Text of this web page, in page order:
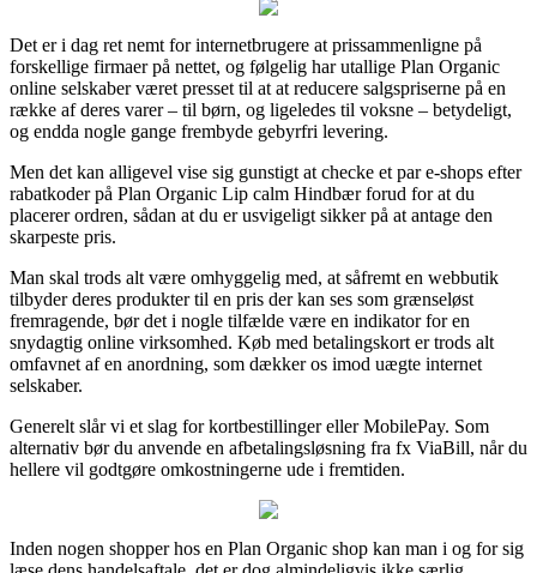
Det er i dag ret nemt for internetbrugere at prissammenligne på
forskellige firmaer på nettet, og følgelig har utallige Plan Organic
online selskaber været presset til at at reducere salgspriserne på en
række af deres varer – til børn, og ligeledes til voksne – betydeligt,
og endda nogle gange frembyde gebyrfri levering.
Men det kan alligevel vise sig gunstigt at checke et par e-shops efter
rabatkoder på Plan Organic Lip calm Hindbær forud for at du
placerer ordren, sådan at du er usvigeligt sikker på at antage den
skarpeste pris.
Man skal trods alt være omhyggelig med, at såfremt en webbutik
tilbyder deres produkter til en pris der kan ses som grænseløst
fremragende, bør det i nogle tilfælde være en indikator for en
snydagtig online virksomhed. Køb med betalingskort er trods alt
omfavnet af en anordning, som dækker os imod uægte internet
selskaber.
Generelt slår vi et slag for kortbestillinger eller MobilePay. Som
alternativ bør du anvende en afbetalingsløsning fra fx ViaBill, når du
hellere vil godtgøre omkostningerne ude i fremtiden.
Inden nogen shopper hos en Plan Organic shop kan man i og for sig